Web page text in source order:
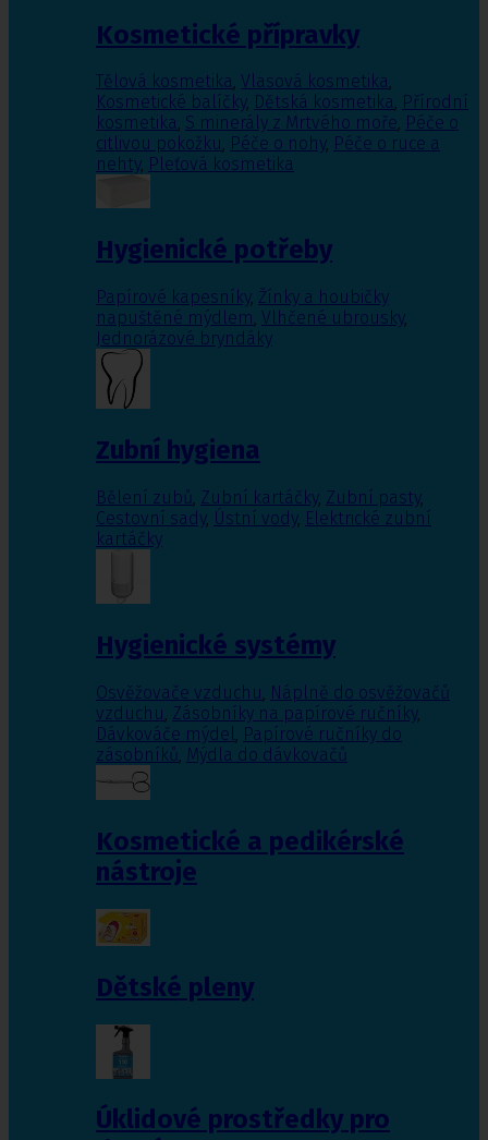
Kosmetické přípravky
Tělová kosmetika, Vlasová kosmetika,
Kosmetické balíčky, Dětská kosmetika, Přírodní
kosmetika, S minerály z Mrtvého moře, Péče o
citlivou pokožku, Péče o nohy, Péče o ruce a
nehty, Pleťová kosmetika
Hygienické potřeby
Papírové kapesníky, Žínky a houbičky
napuštěné mýdlem, Vlhčené ubrousky,
Jednorázové bryndáky
Zubní hygiena
Bělení zubů, Zubní kartáčky, Zubní pasty,
Cestovní sady, Ústní vody, Elektrické zubní
kartáčky
Hygienické systémy
Osvěžovače vzduchu, Náplně do osvěžovačů
vzduchu, Zásobníky na papírové ručníky,
Dávkováče mýdel, Papírové ručníky do
zásobníků, Mýdla do dávkovačů
Kosmetické a pedikérské
nástroje
Dětské pleny
Úklidové prostředky pro